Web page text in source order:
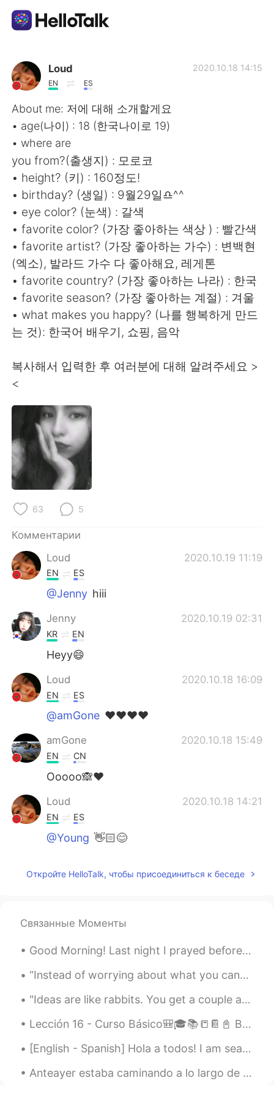
Приложение для Языкового Обмена
AI Grammar Checker
Русский
English 简体中文
繁體中文 Español
العربية Français
Deutsch 日本語
한국어
Indonesia Italiano
Türkçe Tiếng Việt
Loud
EN ES
2020.10.18 14:15
About me: 저에 대해 소개할게요
• age(나이) : 18 (한국나이로 19)
• where are
you from?(출생지) : 모로코
• height? (키) : 160정도!
• birthday? (생일) : 9월29일♎^^
• eye color? (눈색) : 갈색
• favorite color? (가장 좋아하는 색상 ) : 빨간색
• favorite artist? (가장 좋아하는 가수) : 변백현
(엑소), 발라드 가수 다 좋아해요, 레게톤
• favorite country? (가장 좋아하는 나라) : 한국
• favorite season? (가장 좋아하는 계절) : 겨울
• what makes you happy? (나를 행복하게 만드
는 것): 한국어 배우기, 쇼핑, 음악
복사해서 입력한 후 여러분에 대해 알려주세요 >
<
63 5
Комментарии
Loud
2020.10.19 11:19
EN ES
@Jenny hiii
Jenny 2020.10.19 02:31
KR EN
Heyy😄
Loud 2020.10.18 16:09
EN ES
@amGone ❤️❤️❤️❤️
amGone 2020.10.18 15:49
EN CN
Ooooo🙈❤
Loud 2020.10.18 14:21
EN ES
@Young 👋🏻😊
Откройте HelloTalk, чтобы присоединиться к беседе
Связанные Моменты
Good Morning! Last night I prayed before bed and woke up to a blessing! My prayer list is so lo...
“Instead of worrying about what you cannot control, shift your energy to what you can create.” -...
"Ideas are like rabbits. You get a couple and learn how to handle them, and pretty soon you have ...
Lección 16 - Curso Básico🎒🎓📚📒📔📓 Breaking the Ice: Part 3⛄❄ Rompiendo el hielo: Parte 3⛄❄ 1. Wh...
[English - Spanish] Hola a todos! I am searching for serious (but also fun of course 😊) and dedic...
Anteayer estaba caminando a lo largo de la costa en mi país, escocia, y decidí tomar este foto de...